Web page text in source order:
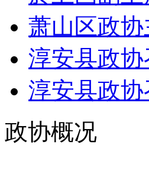
萧山区政
淳安县政
淳安县政
政协概况